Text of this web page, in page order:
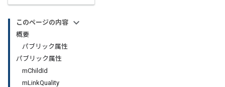
このページの内容
概要
パブリック属性
パブリック属性
mChildId
mLinkQuality